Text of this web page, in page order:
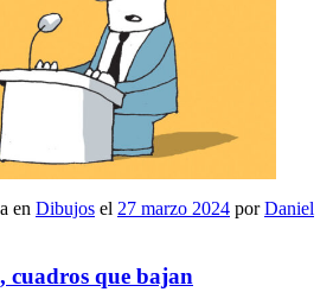
en Dibujos el 27 marzo 2024 porDaniel
cuadros que bajan